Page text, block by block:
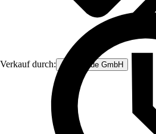
Verkauf durch: Anro Trade GmbH